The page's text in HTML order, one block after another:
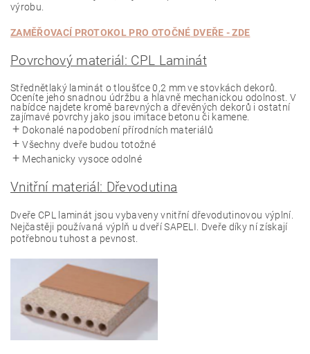
výrobu.
ZAMĚŘOVACÍ PROTOKOL PRO OTOČNÉ DVEŘE - ZDE
Povrchový materiál: CPL Laminát
Střednětlaký laminát o tloušťce 0,2 mm ve stovkách dekorů.
Oceníte jeho snadnou údržbu a hlavně mechanickou odolnost. V
nabídce najdete kromě barevných a dřevěných dekorů i ostatní
zajímavé povrchy jako jsou imitace betonu či kamene.
Dokonalé napodobení přírodních materiálů
Všechny dveře budou totožné
Mechanicky vysoce odolné
Vnitřní materiál: Dřevodutina
Dveře CPL laminát jsou vybaveny vnitřní dřevodutinovou výplní.
Nejčastěji používaná výplň u dveří SAPELI. Dveře díky ní získají
potřebnou tuhost a pevnost.